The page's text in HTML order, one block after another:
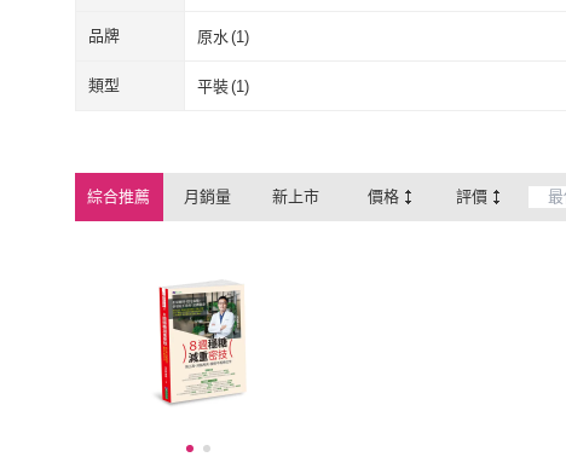
品牌 原水 (1)
原水
類型 平裝(1)
綜合推薦 月銷量 新上市 價格 評價